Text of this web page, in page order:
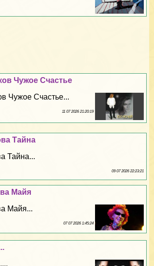
Чужое Счастье
Чужое Счастье...
11 07 2026 21:20:19
Тайна
Тайна...
09 07 2026 22:23:21
Майя
Майя...
07 07 2026 1:45:24